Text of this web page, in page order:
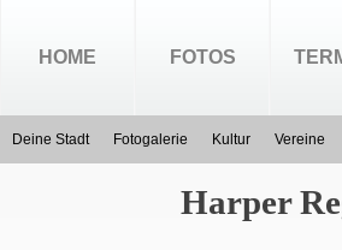
HOME FOTOS
Deine Stadt Fotogalerie Kultur Vereine
Harper